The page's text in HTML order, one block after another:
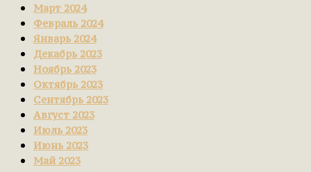
Март 2024
Февраль 2024
Январь 2024
Декабрь 2023
Ноябрь 2023
Октябрь 2023
Сентябрь 2023
Август 2023
Июль 2023
Июнь 2023
Май 2023